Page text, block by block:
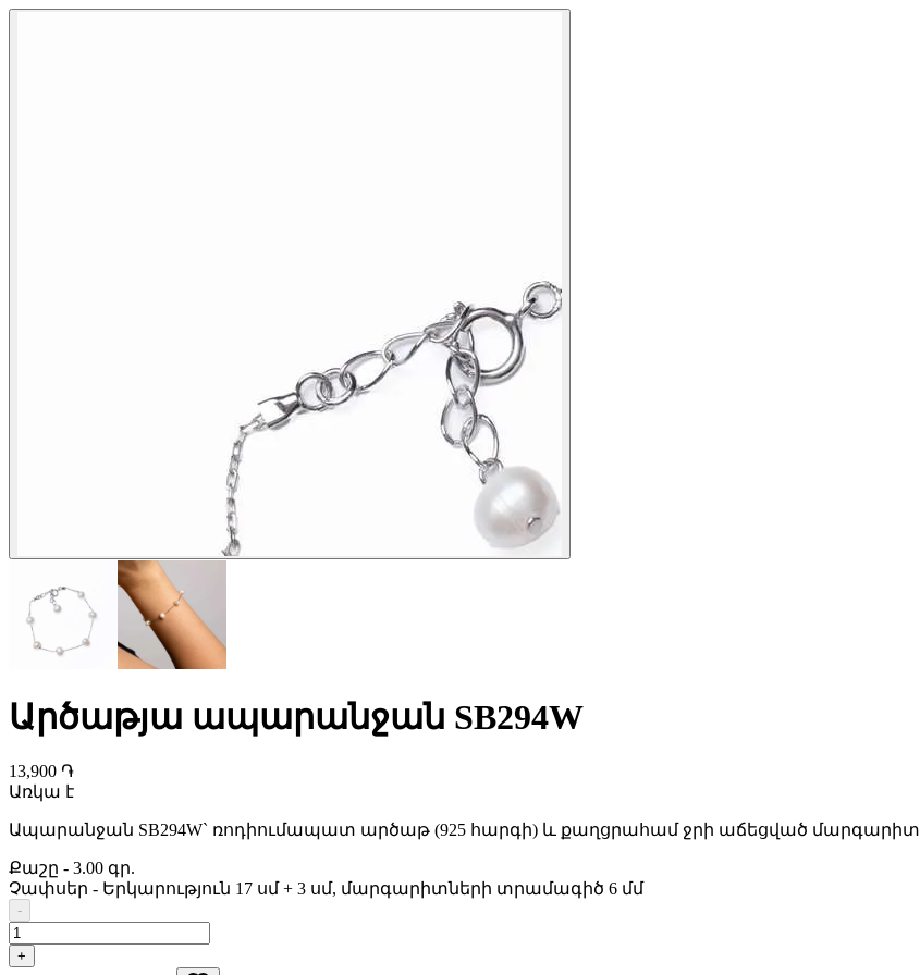
Արծաթյա ապարանջան SB294W
13,900 ֏
Առկա է
Ապարանջան SB294W` ռոդիումապատ արծաթ (925 հարգի) և քաղցրահամ ջրի աճեցված մարգարիտ
Քաշը - 3.00 գր.
Չափսեր - Երկարություն 17 սմ + 3 սմ, մարգարիտների տրամագիծ 6 մմ
-
+